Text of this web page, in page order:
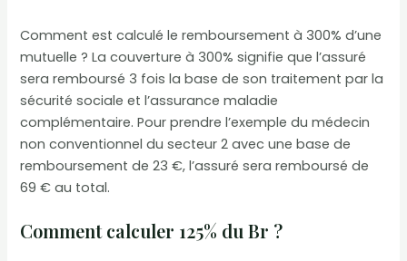
Comment est calculé le remboursement à 300% d’une
mutuelle ? La couverture à 300% signifie que l’assuré
sera remboursé 3 fois la base de son traitement par la
sécurité sociale et l’assurance maladie
complémentaire. Pour prendre l’exemple du médecin
non conventionnel du secteur 2 avec une base de
remboursement de 23 €, l’assuré sera remboursé de
69 € au total.
Comment calculer 125% du Br ?